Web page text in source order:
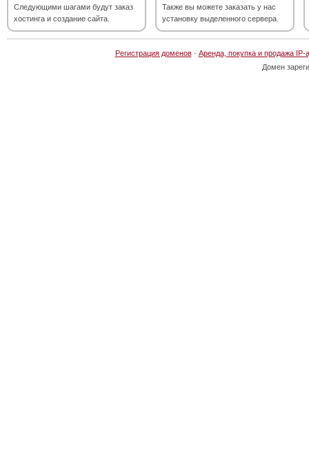
Следующими шагами будут заказ
хостинга и создание сайта.
Также вы можете заказать у нас
установку выделенного сервера.
Регистрация доменов· Аренда, покупка и продажа IP-
Домен